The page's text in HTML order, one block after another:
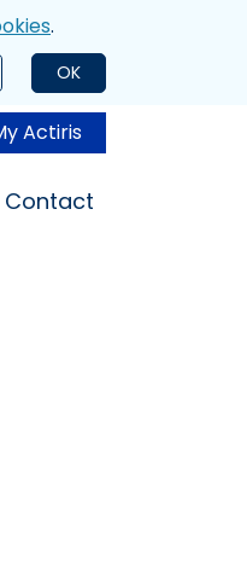
.
OK
Actiris
Contact